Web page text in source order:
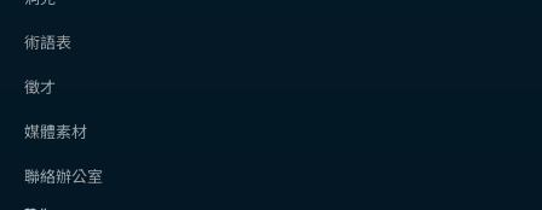
術語表
徵才
媒體素材
聯絡辦公室